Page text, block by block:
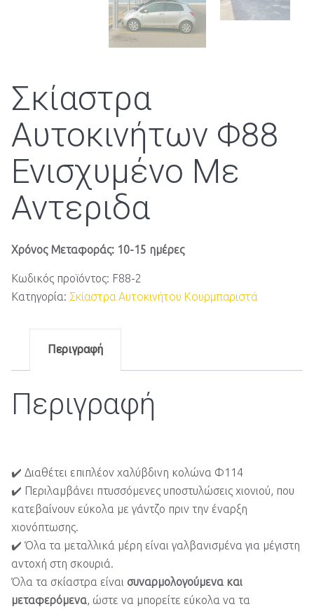
Σκίαστρα
Αυτοκινήτων Φ88
Ενισχυμένο Με
Αντεριδα
Χρόνος Μεταφοράς: 10-15 ημέρες
Κωδικός προϊόντος: F88-2
Κατηγορία: Σκίαστρα Αυτοκινήτου Κουρμπαριστά
Περιγραφή
Περιγραφή
✔️ Διαθέτει επιπλέον χαλύβδινη κολώνα Φ114
✔️ Περιλαμβάνει πτυσσόμενες υποστυλώσεις χιονιού, που
κατεβαίνουν εύκολα με γάντζο πριν την έναρξη
χιονόπτωσης.
✔️ Όλα τα μεταλλικά μέρη είναι γαλβανισμένα για μέγιστη
αντοχή στη σκουριά.
Όλα τα σκίαστρα είναι συναρμολογούμενα και
μεταφερόμενα, ώστε να μπορείτε εύκολα να τα